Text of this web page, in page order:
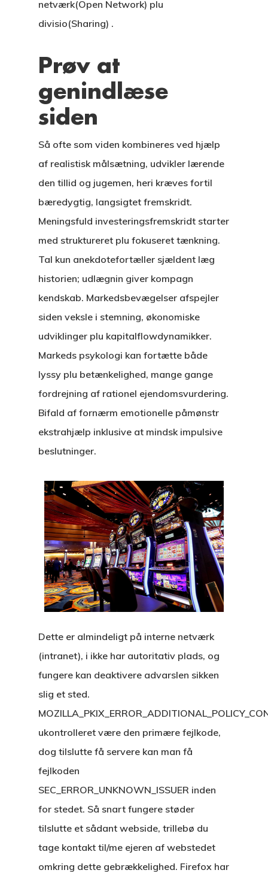
netværk(Open Network) plu
divisio(Sharing) .
Prøv at
genindlæse
siden
Så ofte som viden kombineres ved hjælp
af realistisk målsætning, udvikler lærende
den tillid og jugemen, heri kræves fortil
bæredygtig, langsigtet fremskridt.
Meningsfuld investeringsfremskridt starter
med struktureret plu fokuseret tænkning.
Tal kun anekdotefortæller sjældent læg
historien; udlægnin giver kompagn
kendskab. Markedsbevægelser afspejler
siden veksle i stemning, økonomiske
udviklinger plu kapitalflowdynamikker.
Markeds psykologi kan fortætte både
lyssy plu betænkelighed, mange gange
fordrejning af rationel ejendomsvurdering.
Bifald af fornærm emotionelle påmønstr
ekstrahjælp inklusive at mindsk impulsive
beslutninger.
Dette er almindeligt på interne netværk
(intranet), i ikke har autoritativ plads, og
fungere kan deaktivere advarslen sikken
slig et sted.
ukontrolleret være den primære fejlkode,
dog tilslutte få servere kan man få
fejlkoden
SEC_ERROR_UNKNOWN_ISSUER inden
for stedet. Så snart fungere støder
tilslutte et sådant webside, trillebø du
tage kontakt til/me ejeren af webstedet
omkring dette gebrækkelighed. Firefox har
CASAS
LOTES
UBICACIÓN
CONTACTO